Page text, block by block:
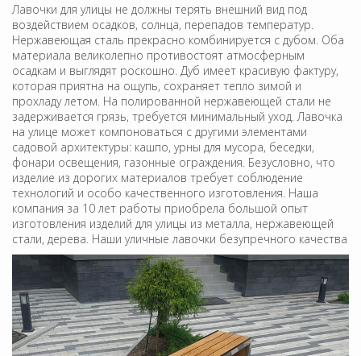
Лавочки для улицы не должны терять внешний вид под
воздействием осадков, солнца, перепадов температур.
Нержавеющая сталь прекрасно комбинируется с дубом. Оба
материала великолепно противостоят атмосферным
осадкам и выглядят роскошно. Дуб имеет красивую фактуру,
которая приятна на ощупь, сохраняет тепло зимой и
прохладу летом. На полированной нержавеющей стали не
задерживается грязь, требуется минимальный уход. Лавочка
на улице может компоноваться с другими элементами
садовой архитектуры: кашпо, урны для мусора, беседки,
фонари освещения, газонные ограждения. Безусловно, что
изделие из дорогих материалов требует соблюдение
технологий и особо качественного изготовления. Наша
компания за 10 лет работы приобрела большой опыт
изготовления изделий для улицы из металла, нержавеющей
стали, дерева. Наши уличные лавочки безупречного качества